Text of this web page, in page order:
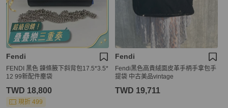
Fendi
FENDI 黑色 鍊條腋下斜背包17.5*3.5*
12 99新配件塵袋
TWD 18,800
現折 499
Fendi
Fendi黑色高貴絨面皮革手柄手拿包手
提袋 中古美品vintage
TWD 19,711